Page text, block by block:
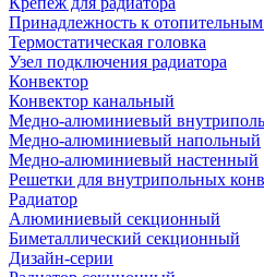
Принадлежность к
Термостатическая головка
Узел подключения радиатора
Конвектор
Конвектор канальный
Медно-алюминиевый
Медно-алюминиевый напольный
Медно-алюминиевый настенный
Решетки для внутрипольных
Радиатор
Алюминиевый секционный
Биметаллический секционный
Дизайн-серии